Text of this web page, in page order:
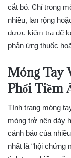
cắt bỏ. Chỉ trong
nhiều, lan rộng
được kiểm tra để
phản ứng thuốc
Móng Tay
Phổi Tiềm
Tình trạng móng
móng trở nên dày
cảnh báo của
nhất là “hội chứng